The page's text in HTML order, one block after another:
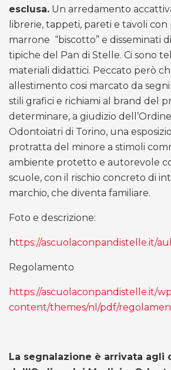
esclusa. Un arredamento
librerie, tappeti, pareti e tavoli con
marrone “biscotto” e disseminati
tipiche del Pan di Stelle. Ci sono
materiali didattici. Peccato però
allestimento cosi marcato da
stili grafici e richiami al brand del
determinare, a giudizio
Odontoiatri di Torino, una
protratta del minore a stimoli
ambiente protetto e autorevole
scuole, con il rischio concreto di
marchio, che diventa familiare.
Foto e descrizione:
https://ascuolaconpandistelle.it/
Regolamento
https://ascuolaconpandistelle.it/
content/themes/nl/pdf/
La segnalazione è arrivata